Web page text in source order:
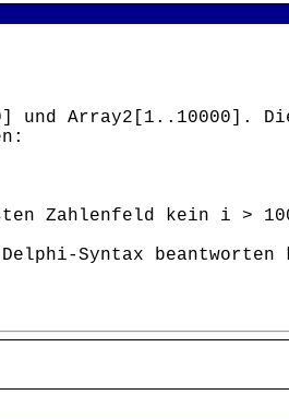
Array2[1..10000].
Zahlenfeld kein i >
Delphi-Syntax